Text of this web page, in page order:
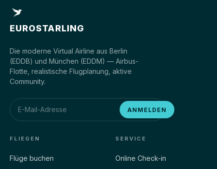
EUROSTARLING
Die moderne Virtual Airline aus Berlin
(EDDB) und München (EDDM) — Airbus-
Flotte, realistische Flugplanung, aktive
Community.
ANMELDEN
FLIEGEN
Flüge buchen
SERVICE
Online Check-in